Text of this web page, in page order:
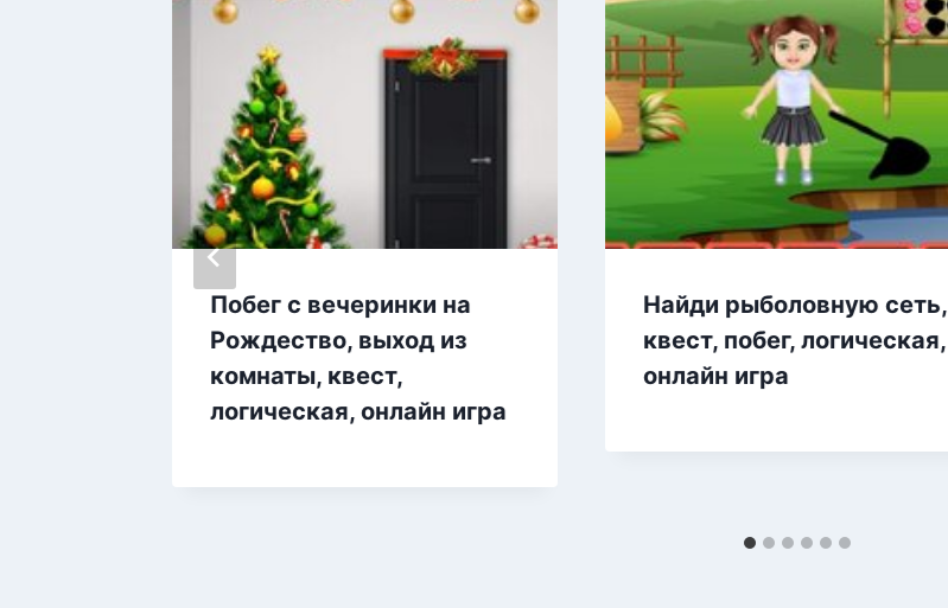
Побег с вечеринки на
Рождество, выход из
комнаты, квест,
логическая, онлайн игра
Найди рыболовную сеть,
квест, побег, логическая,
онлайн игра